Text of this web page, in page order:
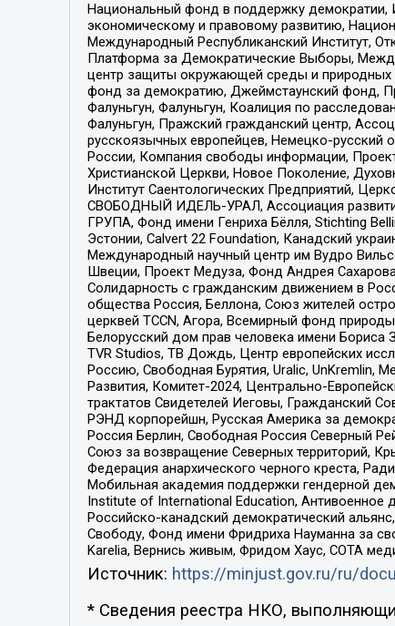
Национальный фонд в поддержку
экономическому и правовому развитию,
Международный Республиканский Институт,
Платформа за Демократические Выборы,
центр защиты окружающей среды и природных
фонд за демократию, Джеймстаунский фонд,
Фалуньгун, Фалуньгун, Коалиция по
Фалуньгун, Пражский гражданский центр,
русскоязычных европейцев, Немецко-
России, Компания свободы информации,
Христианской Церкви, Новое Поколение,
Институт Саентологических Предприятий,
СВОБОДНЫЙ ИДЕЛЬ-УРАЛ, Ассоциация
ГРУПА, Фонд имени Генриха Бёлля, Stichting
Эстонии, Calvert 22 Foundation, Канадский
Международный научный центр им Вудро
Швеции, Проект Медуза, Фонд Андрея
Солидарность с гражданским движением в
общества Россия, Беллона, Союз жителей
церквей TCCN, Агора, Всемирный фонд
Белорусский дом прав человека имени
TVR Studios, ТВ Дождь, Центр европейских
Россию, Свободная Бурятия, Uralic, UnKremlin,
Развития, Комитет-2024, Центрально-
трактатов Свидетелей Иеговы, Гражданский
РЭНД корпорейшн, Русская Америка за
Россия Берлин, Свободная Россия Северный
Союз за возвращение Северных территорий,
Федерация анархического черного креста,
Мобильная академия поддержки гендерной
Institute of International Education,
Российско-канадский демократический
Свободу, Фонд имени Фридриха Науманна за
Karelia, Вернись живым, Фридом Хаус, СОТА
Источник: https://minjust.gov.ru/ru/
* Сведения реестра НКО,